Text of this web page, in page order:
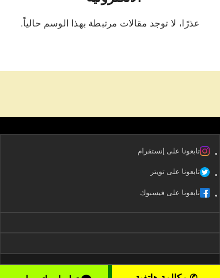
عذرًا، لا توجد مقالات مرتبطة بهذا الوسم حالياً.
تابعونا على إنستقرام
تابعونا على تويتر
تابعونا على فيسبوك